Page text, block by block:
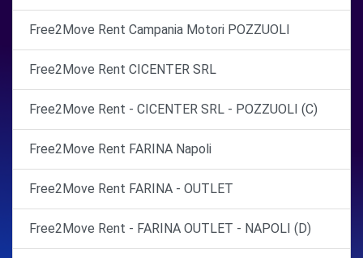
Free2Move Rent Campania Motori POZZUOLI
Free2Move Rent CICENTER SRL
Free2Move Rent - CICENTER SRL - POZZUOLI (C)
Free2Move Rent FARINA Napoli
Free2Move Rent FARINA - OUTLET
Free2Move Rent - FARINA OUTLET - NAPOLI (D)